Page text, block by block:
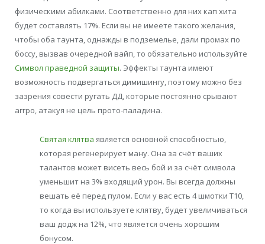
физическими абилками. Соответственно для них кап хита
будет составлять 17%. Если вы не имеете такого желания,
чтобы оба таунта, однажды в подземелье, дали промах по
боссу, вызвав очередной вайп, то обязательно используйте
Символ праведной защиты. Эффекты таунта имеют
возможность подвергаться димишингу, поэтому можно без
зазрения совести ругать ДД, которые постоянно срывают
аггро, атакуя не цель прото-паладина.
Святая клятва является основной способностью,
которая регенерирует ману. Она за счёт ваших
талантов может висеть весь бой и за счёт символа
уменьшит на 3% входящий урон. Вы всегда должны
вешать её перед пулом. Если у вас есть 4 шмотки Т10,
то когда вы используете клятву, будет увеличиваться
ваш додж на 12%, что является очень хорошим
бонусом.